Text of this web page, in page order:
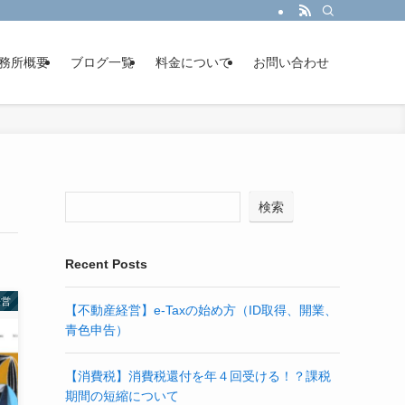
所概要 ブログ一覧 料金について お問い合わせ
検索
Recent Posts
【不動産経営】e-Taxの始め方（ID取得、開業、
青色申告）
【消費税】消費税還付を年４回受ける！？課税
期間の短縮について